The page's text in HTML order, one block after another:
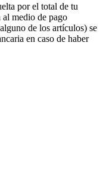
por el total de tu
medio de pago
de los artículos) se
en caso de haber